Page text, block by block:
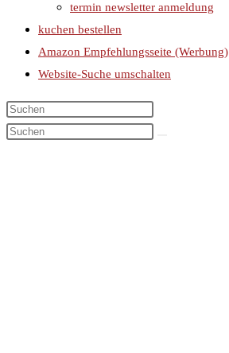
termin newsletter anmeldung
kuchen bestellen
Amazon Empfehlungsseite (Werbung)
Website-Suche umschalten